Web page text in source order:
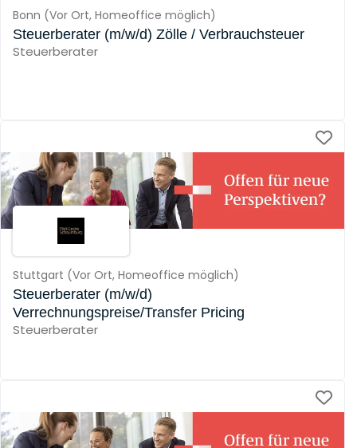
Bonn (Vor Ort, Homeoffice möglich)
Steuerberater (m/w/d) Zölle / Verbrauchsteuer
Steuerberater
Stuttgart (Vor Ort, Homeoffice möglich)
Steuerberater (m/w/d)
Verrechnungspreise/Transfer Pricing
Steuerberater